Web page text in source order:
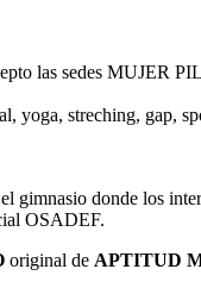
las sedes
yoga, streching, gap,
gimnasio donde los
OSADEF.
original de APTITUD